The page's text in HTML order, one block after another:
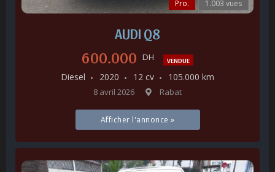
Pro. 1.003 vues
AUDI Q8
600.000 DH VENDUE
Diesel 2020 12 cv 105.000 km
8 avril 2026 Rabat
Afficher l'annonce »